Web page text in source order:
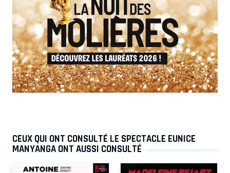
CEUX QUI ONT CONSULTÉ LE SPECTACLE EUNICE
MANYANGA ONT AUSSI CONSULTÉ